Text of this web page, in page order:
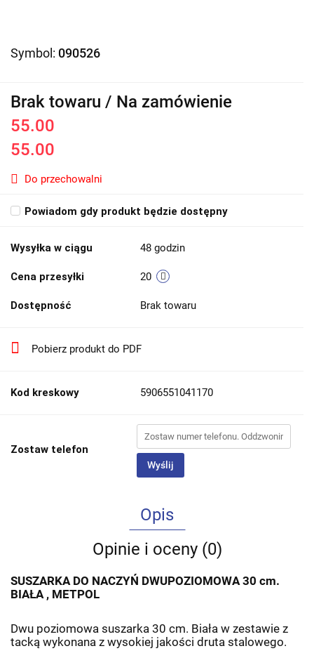
Symbol: 090526
Brak towaru / Na zamówienie
55.00
55.00
Do przechowalni
Powiadom gdy produkt będzie dostępny
Wysyłka w ciągu 48 godzin
Cena przesyłki 20
Dostępność Brak towaru
Pobierz produkt do PDF
Kod kreskowy 5906551041170
Zostaw telefon
Wyślij
Opis
Opinie i oceny (0)
SUSZARKA DO NACZYŃ DWUPOZIOMOWA 30 cm.
BIAŁA , METPOL
Dwu poziomowa suszarka 30 cm. Biała w zestawie z
tacką wykonana z wysokiej jakości druta stalowego.